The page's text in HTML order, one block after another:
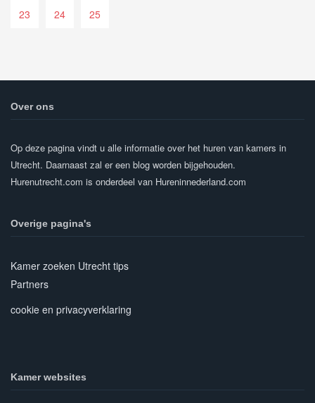
23 24 25
Over ons
Op deze pagina vindt u alle informatie over het huren van kamers in
Utrecht. Daarnaast zal er een blog worden bijgehouden.
Hurenutrecht.com is onderdeel van Hureninnederland.com
Overige pagina's
Kamer zoeken Utrecht tips
Partners
cookie en privacyverklaring
Kamer websites